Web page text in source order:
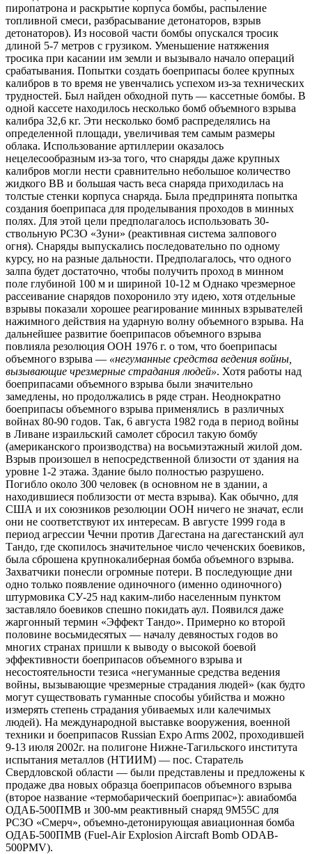
пиропатрона и раскрытие корпуса бомбы, распыление
топливной смеси, разбрасывание детонаторов, взрыв
детонаторов). Из носовой части бомбы опускался тросик
длиной 5-7 метров с грузиком. Уменьшение натяжения
тросика при касании им земли и вызывало начало операций
срабатывания. Попытки создать боеприпасы более крупных
калибров в то время не увенчались успехом из-за технических
трудностей. Был найден обходной путь — кассетные бомбы. В
одной кассете находилось несколько бомб объемного взрыва
калибра 32,6 кг. Эти несколько бомб распределялись на
определенной площади, увеличивая тем самым размеры
облака. Использование артиллерии оказалось
нецелесообразным из-за того, что снаряды даже крупных
калибров могли нести сравнительно небольшое количество
жидкого ВВ и большая часть веса снаряда приходилась на
толстые стенки корпуса снаряда. Была предпринята попытка
создания боеприпаса для проделывания проходов в минных
полях. Для этой цели предполагалось использовать 30-
ствольную РСЗО «Зуни» (реактивная система залпового
огня). Снаряды выпускались последовательно по одному
курсу, но на разные дальности. Предполагалось, что одного
залпа будет достаточно, чтобы получить проход в минном
поле глубиной 100 м и шириной 10-12 м Однако чрезмерное
рассеивание снарядов похоронило эту идею, хотя отдельные
взрывы показали хорошее реагирование минных взрывателей
нажимного действия на ударную волну объемного взрыва. На
дальнейшее развитие боеприпасов объемного взрыва
повлияла резолюция ООН 1976 г. о том, что боеприпасы
объемного взрыва — «негуманные средства ведения войны,
вызывающие чрезмерные страдания людей». Хотя работы над
боеприпасами объемного взрыва были значительно
замедлены, но продолжались в ряде стран. Неоднократно
боеприпасы объемного взрыва применялись в различных
войнах 80-90 годов. Так, 6 августа 1982 года в период войны
в Ливане израильский самолет сбросил такую бомбу
(американского производства) на восьмиэтажный жилой дом.
Взрыв произошел в непосредственной близости от здания на
уровне 1-2 этажа. Здание было полностью разрушено.
Погибло около 300 человек (в основном не в здании, а
находившиеся поблизости от места взрыва). Как обычно, для
США и их союзников резолюции ООН ничего не значат, если
они не соответствуют их интересам. В августе 1999 года в
период агрессии Чечни против Дагестана на дагестанский аул
Тандо, где скопилось значительное число чеченских боевиков,
была сброшена крупнокалиберная бомба объемного взрыва.
Захватчики понесли огромные потери. В последующие дни
одно только появление одиночного (именно одиночного)
штурмовика СУ-25 над каким-либо населенным пунктом
заставляло боевиков спешно покидать аул. Появился даже
жаргонный термин «Эффект Тандо». Примерно ко второй
половине восьмидесятых — началу девяностых годов во
многих странах пришли к выводу о высокой боевой
эффективности боеприпасов объемного взрыва и
несостоятельности тезиса «негуманные средства ведения
войны, вызывающие чрезмерные страдания людей» (как будто
могут существовать гуманные способы убийства и можно
измерять степень страдания убиваемых или калечимых
людей). На международной выставке вооружения, военной
техники и боеприпасов Russian Expo Arms 2002, проходившей
9-13 июля 2002г. на полигоне Нижне-Тагильского института
испытания металлов (НТИИМ) — пос. Старатель
Свердловской области — были представлены и предложены к
продаже два новых образца боеприпасов объемного взрыва
(второе название «термобарический боеприпас»): авиабомба
ОДАБ-500ПМВ и 300-мм реактивный снаряд 9М55С для
РСЗО «Смерч», объемно-детонирующая авиационная бомба
ОДАБ-500ПМВ (Fuel-Air Explosion Aircraft Bomb ODAB-
500PMV).